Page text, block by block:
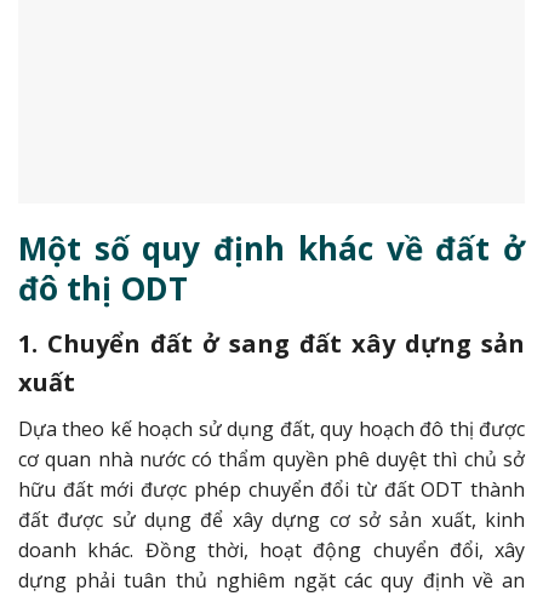
Một số quy định khác về đất ở
đô thị ODT
1. Chuyển đất ở sang đất xây dựng sản
xuất
Dựa theo kế hoạch sử dụng đất, quy hoạch đô thị được
cơ quan nhà nước có thẩm quyền phê duyệt thì chủ sở
hữu đất mới được phép chuyển đổi từ đất ODT thành
đất được sử dụng để xây dựng cơ sở sản xuất, kinh
doanh khác. Đồng thời, hoạt động chuyển đổi, xây
dựng phải tuân thủ nghiêm ngặt các quy định về an